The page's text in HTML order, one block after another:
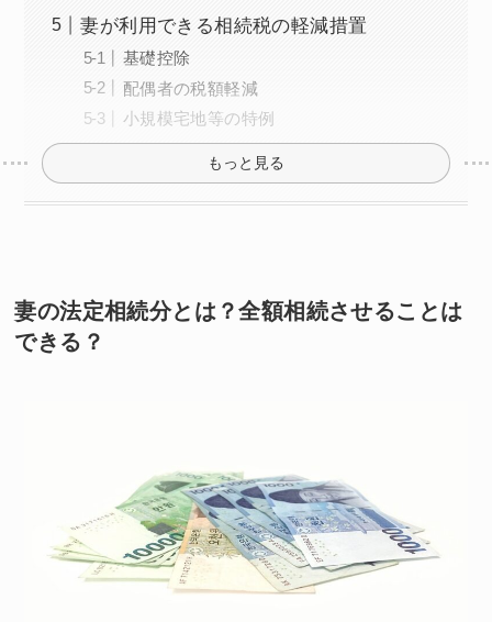
妻が利用できる相続税の軽減措置
基礎控除
配偶者の税額軽減
小規模宅地等の特例
もっと見る
妻の法定相続分とは？全額相続させることは
できる？